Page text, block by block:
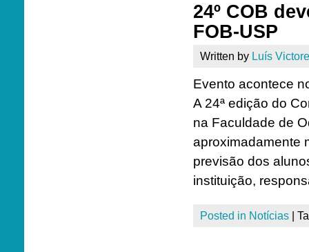
24º COB
FOB-USP
Written by Luís
Evento acontece
A 24ª edição do
na Faculdade de
aproximadamente
previsão dos
instituição,
Posted in Notícias